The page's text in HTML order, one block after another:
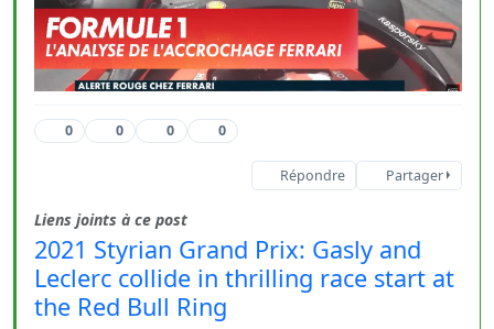
0 0 0 0
Répondre Partager
Liens joints à ce post
2021 Styrian Grand Prix: Gasly and
Leclerc collide in thrilling race start at
the Red Bull Ring